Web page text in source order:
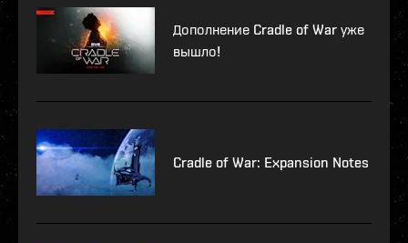
Дополнение Cradle of War уже
вышло!
Cradle of War: Expansion Notes